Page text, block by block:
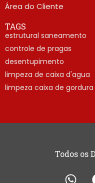
Área do Cliente
TAGS
estrutural saneamento
controle de pragas
desentupimento
limpeza de caixa d'agua
limpeza caixa de gordura
Todos os